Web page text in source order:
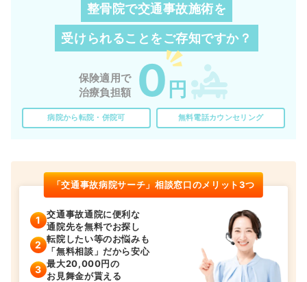
整骨院で交通事故施術を
受けられることをご存知ですか？
保険適用で
治療負担額
0 円
病院から転院・併院可 無料電話カウンセリング
「交通事故病院サーチ」相談窓口のメリット3つ
交通事故通院に便利な
通院先を無料でお探し
転院したい等のお悩みも
「無料相談」だから安心
最大20,000円の
お見舞金が貰える